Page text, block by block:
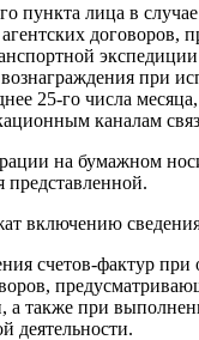
пункта лица в
при
25-го числа
каналам
на бумажном
представленной.
включению
счетов-фактур
а также при
деятельности.